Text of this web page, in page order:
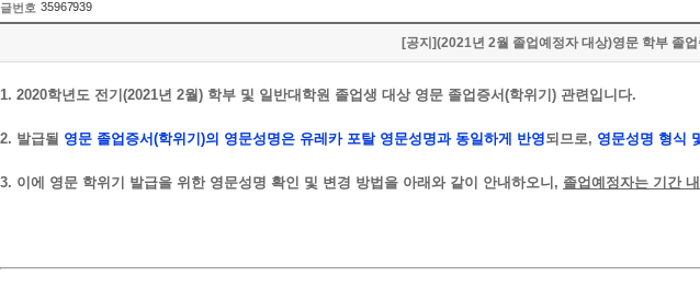
글번호 35967939
[공지](2021년 2월 졸업예정자 대상)영문 학부 졸
1. 2020학년도 전기(2021년 2월) 학부 및 일반대학원 졸업생 대상 영문 졸업증서(학위기) 관련입니다.
2. 발급될 영문 졸업증서(학위기)의 영문성명은 유레카 포탈 영문성명과 동일하게 반영되므로, 영문성명 형식
3. 이에 영문 학위기 발급을 위한 영문성명 확인 및 변경 방법을 아래와 같이 안내하오니, 졸업예정자는 기간